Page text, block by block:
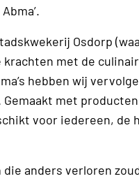
Osdorp
met de
hebben wij
Gemaakt met
voor iedereen, de
anders verloren